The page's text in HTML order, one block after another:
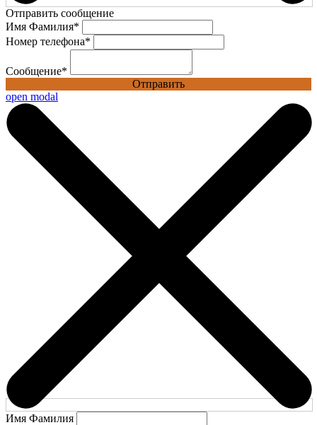
Отправить сообщение
Имя Фамилия*
Номер телефона*
Сообщение*
Отправить
open modal
Имя Фамилия